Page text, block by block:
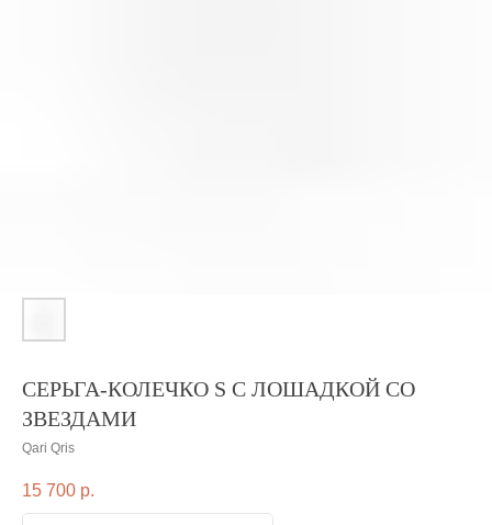
СЕРЬГА-КОЛЕЧКО S С ЛОШАДКОЙ СО
ЗВЕЗДАМИ
Qari Qris
15 700 р.